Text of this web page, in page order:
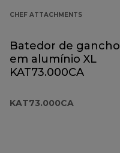
CHEF ATTACHMENTS
Batedor de gancho
em alumínio XL
KAT73.000CA
KAT73.000CA